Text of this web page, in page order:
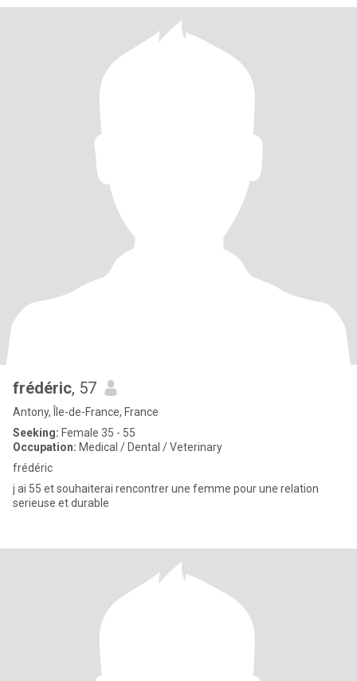
frédéric, 57
Antony, Île-de-France, France
Seeking: Female 35 - 55
Occupation: Medical / Dental / Veterinary
frédéric
j ai 55 et souhaiterai rencontrer une femme pour une relation
serieuse et durable